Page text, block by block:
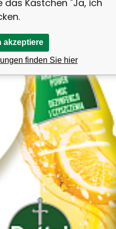
Favorit
Vergleichen Sie
das Kästchen "Ja, ich
akzeptiere
finden Sie hier